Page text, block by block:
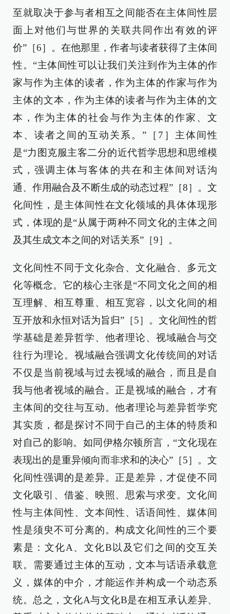
至就取决于参与者相互之间能否在主体间性层
面上对他们与世界的关联共同作出有效的评
价”［6］。在他那里，作者与读者获得了主体间
性。“主体间性可以让我们关注到作为主体的作
家与作为主体的读者，作为主体的作家与作为
主体的文本，作为主体的读者与作为主体的文
本，作为主体的社会与作为主体的作家、文
本、读者之间的互动关系。”［7］主体间性
是“力图克服主客二分的近代哲学思想和思维模
式，强调主体与客体的共在和主体间对话沟
通、作用融合及不断生成的动态过程”［8］。文
化间性，是主体间性在文化领域的具体体现形
式，体现的是“从属于两种不同文化的主体之间
及其生成文本之间的对话关系”［9］。
文化间性不同于文化杂合、文化融合、多元文
化等概念。它的核心主张是“不同文化之间的相
互理解、相互尊重、相互宽容，以文化间的相
互开放和永恒对话为旨归”［5］。文化间性的哲
学基础是差异哲学、他者理论、视域融合与交
往行为理论。视域融合强调文化传统间的对话
不仅是当前视域与过去视域的融合，而且是自
我与他者视域的融合。正是视域的融合，才有
主体间的交往与互动。他者理论与差异哲学究
其实质，都是探讨不同于自己的主体的特质和
对自己的影响。如同伊格尔顿所言，“文化现在
表现出的是重异倾向而非求和的决心”［5］。文
化间性强调的是差异。正是差异，才促使不同
文化吸引、借鉴、映照、思索与求变。文化间
性与主体间性、文本间性、话语间性、媒体间
性是须臾不可分离的。构成文化间性的三个要
素是：文化A、文化B以及它们之间的交互关
联。需要通过主体的互动，文本与话语承载意
义，媒体的中介，才能运作并构成一个动态系
统。总之，文化A与文化B是在相互承认差异、